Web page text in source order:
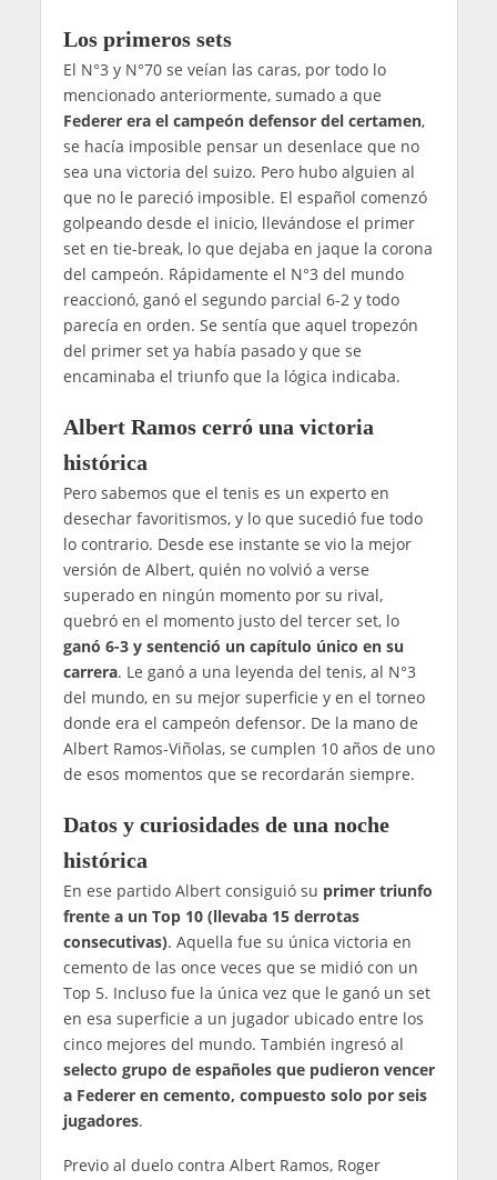
Los primeros sets
El N°3 y N°70 se veían las caras, por todo lo
mencionado anteriormente, sumado a que
Federer era el campeón defensor del certamen,
se hacía imposible pensar un desenlace que no
sea una victoria del suizo. Pero hubo alguien al
que no le pareció imposible. El español comenzó
golpeando desde el inicio, llevándose el primer
set en tie-break, lo que dejaba en jaque la corona
del campeón. Rápidamente el N°3 del mundo
reaccionó, ganó el segundo parcial 6-2 y todo
parecía en orden. Se sentía que aquel tropezón
del primer set ya había pasado y que se
encaminaba el triunfo que la lógica indicaba.
Albert Ramos cerró una victoria
histórica
Pero sabemos que el tenis es un experto en
desechar favoritismos, y lo que sucedió fue todo
lo contrario. Desde ese instante se vio la mejor
versión de Albert, quién no volvió a verse
superado en ningún momento por su rival,
quebró en el momento justo del tercer set, lo
ganó 6-3 y sentenció un capítulo único en su
carrera. Le ganó a una leyenda del tenis, al N°3
del mundo, en su mejor superficie y en el torneo
donde era el campeón defensor. De la mano de
Albert Ramos-Viñolas, se cumplen 10 años de uno
de esos momentos que se recordarán siempre.
Datos y curiosidades de una noche
histórica
En ese partido Albert consiguió su primer triunfo
frente a un Top 10 (llevaba 15 derrotas
consecutivas). Aquella fue su única victoria en
cemento de las once veces que se midió con un
Top 5. Incluso fue la única vez que le ganó un set
en esa superficie a un jugador ubicado entre los
cinco mejores del mundo. También ingresó al
selecto grupo de españoles que pudieron vencer
a Federer en cemento, compuesto solo por seis
jugadores.
Previo al duelo contra Albert Ramos, Roger